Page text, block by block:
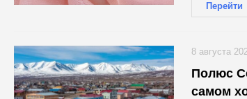
Перейти
Полюс
самом
8 августа